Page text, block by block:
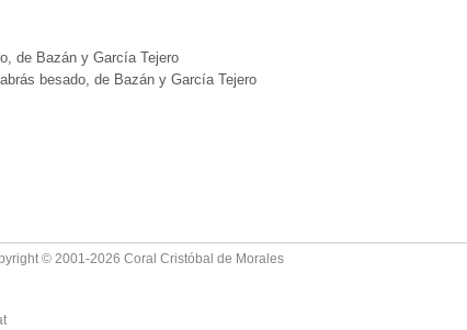
de Bazán y García Tejero
besado, de Bazán y García Tejero
© 2001-2026 Coral Cristóbal de Morales